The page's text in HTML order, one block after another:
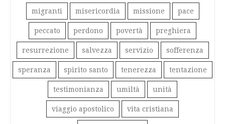
migranti misericordia missione pace
peccato perdono povertà preghiera
resurrezione salvezza servizio sofferenza
speranza spirito santo tenerezza tentazione
testimonianza umiltà unità
viaggio apostolico vita cristiana